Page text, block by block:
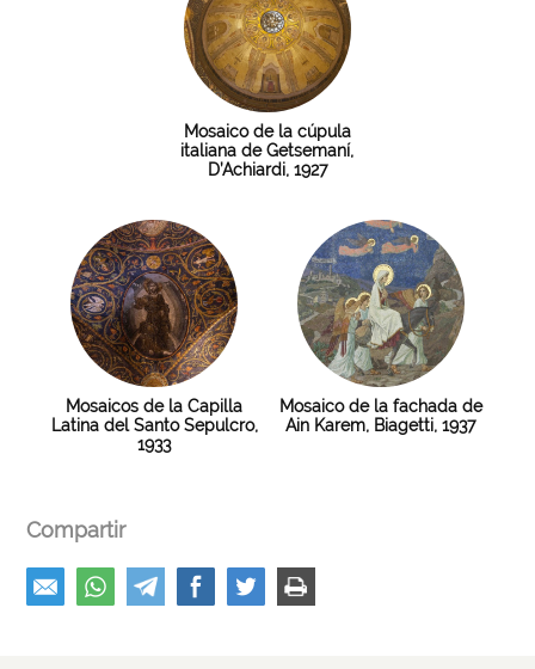
Mosaico de la cúpula
italiana de Getsemaní,
D’Achiardi, 1927
Mosaicos de la Capilla
Latina del Santo Sepulcro,
1933
Mosaico de la fachada de
Ain Karem, Biagetti, 1937
Compartir